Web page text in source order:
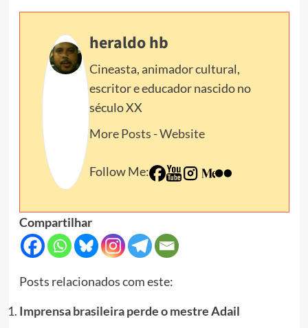
heraldo hb
Cineasta, animador cultural,
escritor e educador nascido no
século XX
More Posts -Website
Follow Me:
Compartilhar
Posts relacionados com este:
Imprensa brasileira perde o mestre Adail